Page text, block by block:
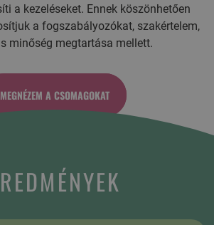
a kezeléseket. Ennek köszönhetően
a fogszabályozókat, szakértelem,
minőség megtartása mellett.
MEGNÉZEM A CSOMAGOKAT